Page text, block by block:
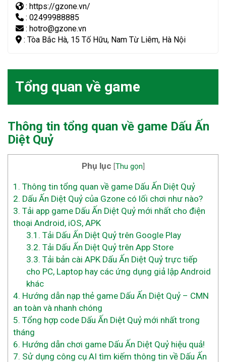
: https://gzone.vn/
: 02499988885
: hotro@gzone.vn
: Tòa Bắc Hà, 15 Tố Hữu, Nam Từ Liêm, Hà Nội
Tổng quan về game
Thông tin tổng quan về game Dấu Ấn
Diệt Quỷ
Phụ lục [Thu gọn]
1. Thông tin tổng quan về game Dấu Ấn Diệt Quỷ
2. Dấu Ấn Diệt Quỷ của Gzone có lối chơi như nào?
3. Tải app game Dấu Ấn Diệt Quỷ mới nhất cho điện
thoại Android, iOS, APK
3.1. Tải Dấu Ấn Diệt Quỷ trên Google Play
3.2. Tải Dấu Ấn Diệt Quỷ trên App Store
3.3. Tải bản cài APK Dấu Ấn Diệt Quỷ trực tiếp
cho PC, Laptop hay các ứng dụng giả lập Android
khác
4. Hướng dẫn nạp thẻ game Dấu Ấn Diệt Quỷ – CMN
an toàn và nhanh chóng
5. Tổng hợp code Dấu Ấn Diệt Quỷ mới nhất trong
tháng
6. Hướng dẫn chơi game Dấu Ấn Diệt Quỷ hiệu quả!
7. Sử dụng công cụ AI tìm kiếm thông tin về Dấu Ấn